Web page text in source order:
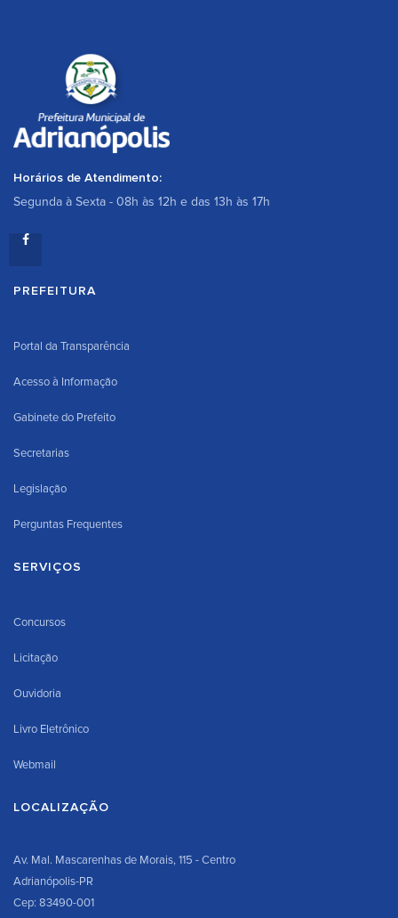
Horários de Atendimento:
Segunda à Sexta - 08h às 12h e das 13h às 17h
PREFEITURA
Portal da Transparência
Acesso à Informação
Gabinete do Prefeito
Secretarias
Legislação
Perguntas Frequentes
SERVIÇOS
Concursos
Licitação
Ouvidoria
Livro Eletrônico
Webmail
LOCALIZAÇÃO
Av. Mal. Mascarenhas de Morais, 115 - Centro
Adrianópolis-PR
Cep: 83490-001